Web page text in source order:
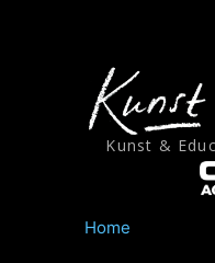
Kunst &
Home